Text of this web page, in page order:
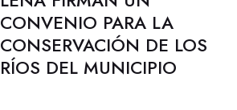
CONVENIO PARA LA
CONSERVACIÓN DE LOS
RÍOS DEL MUNICIPIO